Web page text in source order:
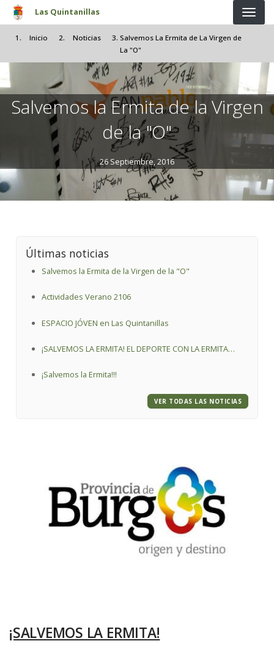
Pasar al contenido principal
Las Quintanillas
Inicio Noticias
Salvemos La Ermita de La Virgen de
La "O"
Salvemos la Ermita de la Virgen
de la "O"
26 Septiembre, 2016
Últimas noticias
Salvemos la Ermita de la Virgen de la "O"
Actividades Verano 2106
ESPACIO JÓVEN en Las Quintanillas
¡SALVEMOS LA ERMITA! EL DEPORTE CON LA ERMITA
¡Salvemos la Ermita!!!
VER TODAS LAS NOTICIAS
¡SALVEMOS LA ERMITA!